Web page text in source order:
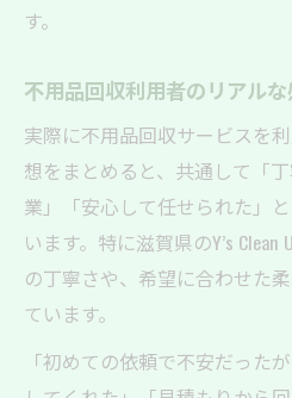
す。
不用品回収利用者のリアル
実際に不用品回収サービスを
想をまとめると、共通して「
業」「安心して任せられた」
います。特に滋賀県のY’s
の丁寧さや、希望に合わせた
ています。
「初めての依頼で不安だった